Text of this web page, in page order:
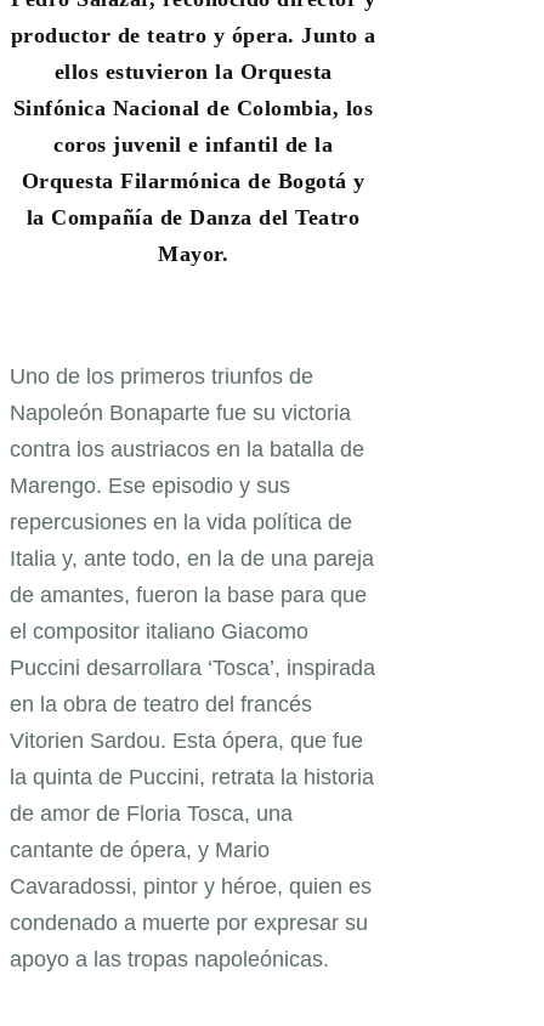
productor de teatro y ópera. Junto a
ellos estuvieron la Orquesta
Sinfónica Nacional de Colombia, los
coros juvenil e infantil de la
Orquesta Filarmónica de Bogotá y
la Compañía de Danza del Teatro
Mayor.
Uno de los primeros triunfos de
Napoleón Bonaparte fue su victoria
contra los austriacos en la batalla de
Marengo. Ese episodio y sus
repercusiones en la vida política de
Italia y, ante todo, en la de una pareja
de amantes, fueron la base para que
el compositor italiano Giacomo
Puccini desarrollara ‘Tosca’, inspirada
en la obra de teatro del francés
Vitorien Sardou. Esta ópera, que fue
la quinta de Puccini, retrata la historia
de amor de Floria Tosca, una
cantante de ópera, y Mario
Cavaradossi, pintor y héroe, quien es
condenado a muerte por expresar su
apoyo a las tropas napoleónicas.